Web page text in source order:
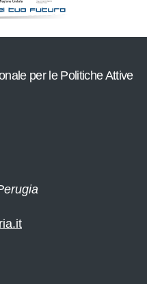
per le Politiche Attive